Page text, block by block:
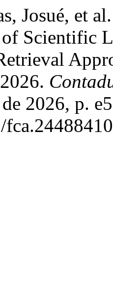
Josué, et
Scientific
2026, p.